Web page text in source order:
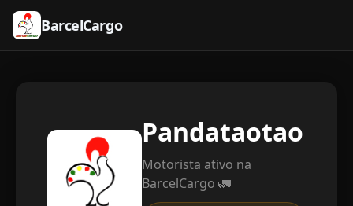
BarcelCargo
Pandataotao
Motorista ativo na
BarcelCargo 🚛